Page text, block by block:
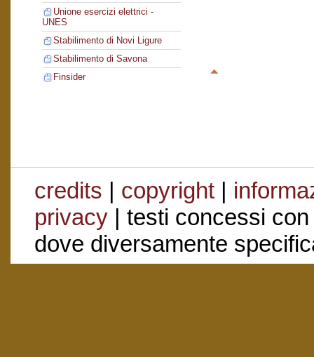
Unione esercizi elettrici -
UNES
Stabilimento di Novi Ligure
Stabilimento di Savona
Finsider
credits | copyright|
privacy| testi concessi
dove diversamente